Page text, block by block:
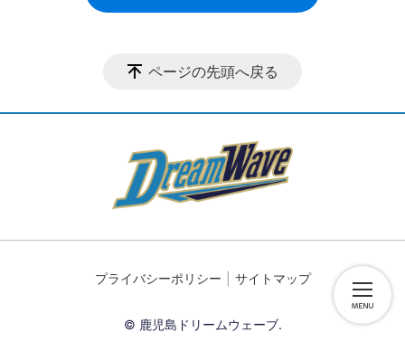
ページの先頭へ戻る
プライバシーポリシー サイトマップ
© 鹿児島ドリームウェーブ.